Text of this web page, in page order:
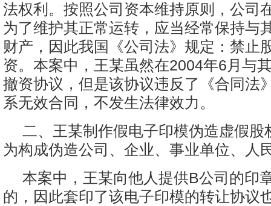
法权利。按照公司资本维持原则，公司
为了维护其正常运转，应当经常保持与
财产，因此我国《公司法》规定：禁止
资。本案中，王某虽然在2004年6月与
撤资协议，但是该协议违反了《合同法
系无效合同，不发生法律效力。
二、王某制作假电子印模伪造虚假股
为构成伪造公司、企业、事业单位、人
本案中，王某向他人提供B公司的印
的，因此套印了该电子印模的转让协议